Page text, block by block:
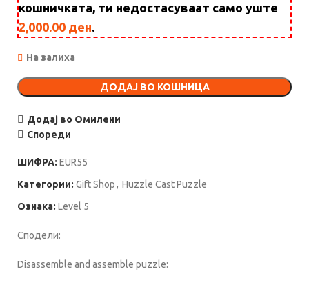
кошничката, ти недостасуваат само уште
2,000.00 ден.
На залиха
ДОДАЈ ВО КОШНИЦА
Додај во Омилени
Спореди
ШИФРА: EUR55
Категории: Gift Shop, Huzzle Cast Puzzle
Ознака: Level 5
Сподели:
Disassemble and assemble puzzle: